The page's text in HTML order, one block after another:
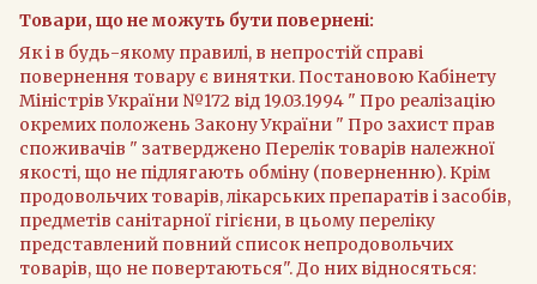
Товари, що не можуть бути повернені:
Як і в будь-якому правилі, в непростій справі
повернення товару є винятки. Постановою Кабінету
Міністрів України №172 від 19.03.1994 " Про реалізацію
окремих положень Закону України " Про захист прав
споживачів " затверджено Перелік товарів належної
якості, що не підлягають обміну (поверненню). Крім
продовольчих товарів, лікарських препаратів і засобів,
предметів санітарної гігієни, в цьому переліку
представлений повний список непродовольчих
товарів, що не повертаються". До них відносяться: